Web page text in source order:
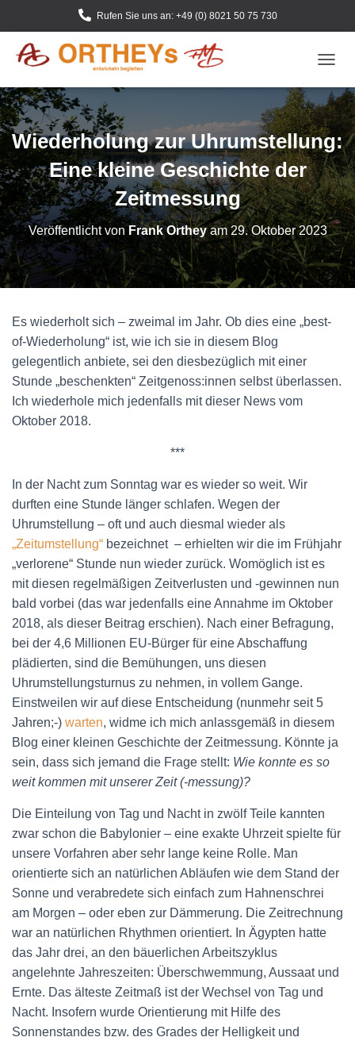
Rufen Sie uns an: +49 (0) 8021 50 75 730
A
V
I
G
A
T
I
O
N
U
M
S
C
H
T
Wiederholung zur Uhrumstellung:
Eine kleine Geschichte der
Zeitmessung
Veröffentlicht vonFrank Ortheyam29. Oktober 2023
Es wiederholt sich – zweimal im Jahr. Ob dies eine „best-
of-Wiederholung“ ist, wie ich sie in diesem Blog
gelegentlich anbiete, sei den diesbezüglich mit einer
Stunde „beschenkten“ Zeitgenoss:innen selbst überlassen.
Ich wiederhole mich jedenfalls mit dieser News vom
Oktober 2018.
***
In der Nacht zum Sonntag war es wieder so weit. Wir
durften eine Stunde länger schlafen. Wegen der
Uhrumstellung – oft und auch diesmal wieder als
„Zeitumstellung“ bezeichnet – erhielten wir die im Frühjahr
„verlorene“ Stunde nun wieder zurück. Womöglich ist es
mit diesen regelmäßigen Zeitverlusten und -gewinnen nun
bald vorbei (das war jedenfalls eine Annahme im Oktober
2018, als dieser Beitrag erschien). Nach einer Befragung,
bei der 4,6 Millionen EU-Bürger für eine Abschaffung
plädierten, sind die Bemühungen, uns diesen
Uhrumstellungsturnus zu nehmen, in vollem Gange.
Einstweilen wir auf diese Entscheidung (nunmehr seit 5
Jahren;-) warten, widme ich mich anlassgemäß in diesem
Blog einer kleinen Geschichte der Zeitmessung. Könnte ja
sein, dass sich jemand die Frage stellt: Wie konnte es so
weit kommen mit unserer Zeit (-messung)?
Die Einteilung von Tag und Nacht in zwölf Teile kannten
zwar schon die Babylonier – eine exakte Uhrzeit spielte für
unsere Vorfahren aber sehr lange keine Rolle. Man
orientierte sich an natürlichen Abläufen wie dem Stand der
Sonne und verabredete sich einfach zum Hahnenschrei
am Morgen – oder eben zur Dämmerung. Die Zeitrechnung
war an natürlichen Rhythmen orientiert. In Ägypten hatte
das Jahr drei, an den bäuerlichen Arbeitszyklus
angelehnte Jahreszeiten: Überschwemmung, Aussaat und
Ernte. Das älteste Zeitmaß ist der Wechsel von Tag und
Nacht. Insofern wurde Orientierung mit Hilfe des
Sonnenstandes bzw. des Grades der Helligkeit und